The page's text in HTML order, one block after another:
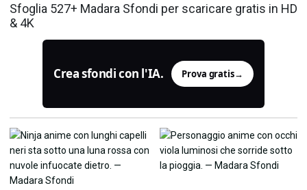
Sfoglia 527+ Madara Sfondi per scaricare gratis in HD
& 4K
Crea sfondi con l'IA. Prova gratis→